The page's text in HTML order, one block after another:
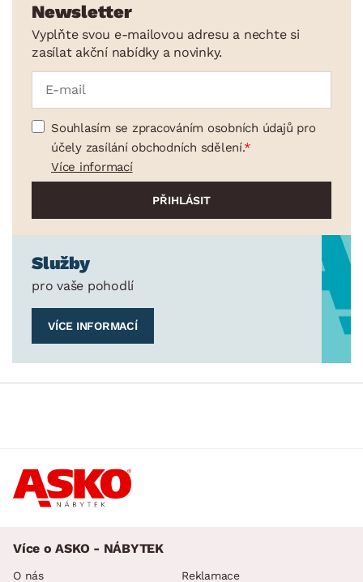
Newsletter
Vyplňte svou e-mailovou adresu a nechte si
zasílat akční nabídky a novinky.
Souhlasím se zpracováním osobních údajů pro
účely zasílání obchodních sdělení.
Více informací
Služby
pro vaše pohodlí
VÍCE INFORMACÍ
Více o ASKO - NÁBYTEK
O nás Reklamace